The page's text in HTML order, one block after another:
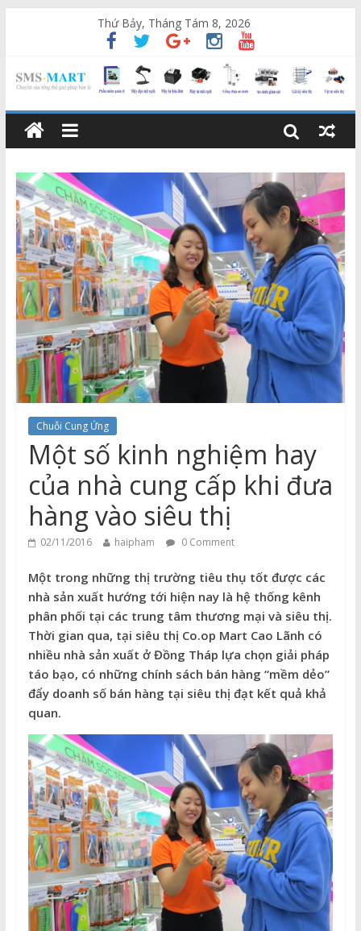
Thứ Bảy, Tháng Tám 8, 2026
Chuỗi Cung Ứng
Một số kinh nghiệm hay
của nhà cung cấp khi đưa
hàng vào siêu thị
02/11/2016 haipham 0 Comment
Một trong những thị trường tiêu thụ tốt được các
nhà sản xuất hướng tới hiện nay là hệ thống kênh
phân phối tại các trung tâm thương mại và siêu thị.
Thời gian qua, tại siêu thị Co.op Mart Cao Lãnh có
nhiều nhà sản xuất ở Đồng Tháp lựa chọn giải pháp
táo bạo, có những chính sách bán hàng “mềm dẻo”
đẩy doanh số bán hàng tại siêu thị đạt kết quả khả
quan.